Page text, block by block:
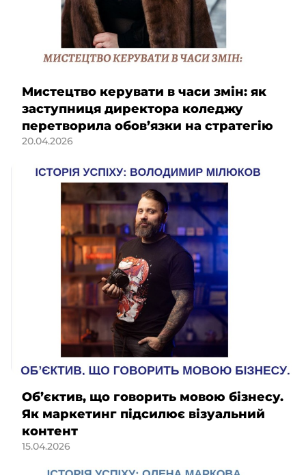
Мистецтво керувати в часи змін: як
заступниця директора коледжу
перетворила обов’язки на стратегію
20.04.2026
Об’єктив, що говорить мовою бізнесу.
Як маркетинг підсилює візуальний
контент
15.04.2026